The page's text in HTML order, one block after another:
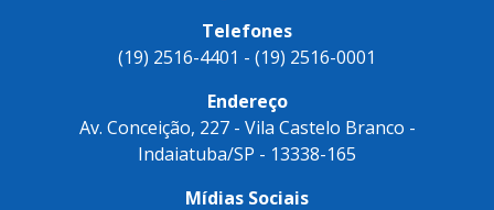
Telefones
(19) 2516-4401 - (19) 2516-0001
Endereço
Av. Conceição, 227 - Vila Castelo Branco -
Indaiatuba/SP - 13338-165
Mídias Sociais